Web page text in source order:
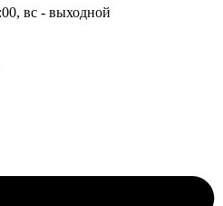
вс - выходной